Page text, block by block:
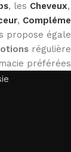
, les Cheveux
,
propose